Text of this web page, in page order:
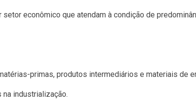
econômico que atendam à condição de
primas, produtos intermediários e materiais de
industrialização.